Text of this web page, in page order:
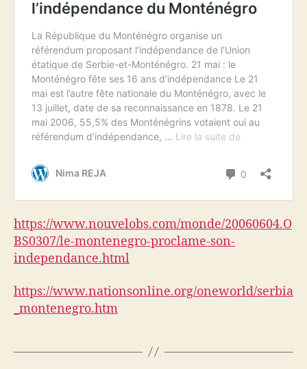
https://www.nouvelobs.com/monde/20060604.O
BS0307/le-montenegro-proclame-son-
independance.html
https://www.nationsonline.org/oneworld/serbia
_montenegro.htm